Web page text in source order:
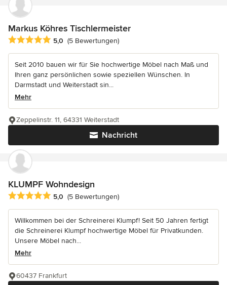
Markus Köhres Tischlermeister
Durchschnittliche Bewertung: 5 von 5 Sternen
5,0 (5 Bewertungen)
Seit 2010 bauen wir für Sie hochwertige Möbel nach Maß und
Ihren ganz persönlichen sowie speziellen Wünschen. In
Darmstadt und Weiterstadt sin...
Mehr
Nachricht
Zeppelinstr. 11, 64331 Weiterstadt
KLUMPF Wohndesign
Durchschnittliche Bewertung: 5 von 5 Sternen
5,0 (5 Bewertungen)
Willkommen bei der Schreinerei Klumpf! Seit 50 Jahren fertigt
die Schreinerei Klumpf hochwertige Möbel für Privatkunden.
Unsere Möbel nach...
Mehr
60437 Frankfurt